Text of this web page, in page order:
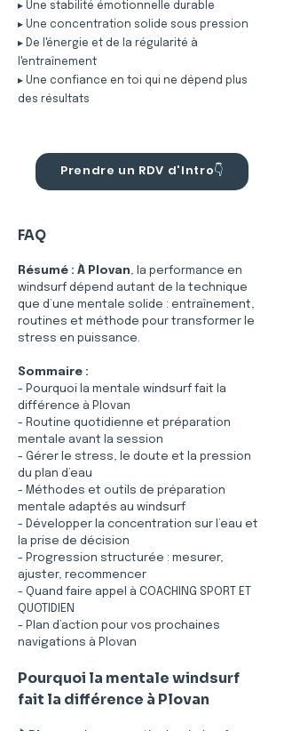
▸ Une stabilité émotionnelle durable
▸ Une concentration solide sous pression
▸ De l'énergie et de la régularité à
l'entraînement
▸ Une confiance en toi qui ne dépend plus
des résultats
Prendre un RDV d'Intro👇
FAQ
Résumé : À Plovan, la performance en
windsurf dépend autant de la technique
que d’une mentale solide : entraînement,
routines et méthode pour transformer le
stress en puissance.
Sommaire :
- Pourquoi la mentale windsurf fait la
différence à Plovan
- Routine quotidienne et préparation
mentale avant la session
- Gérer le stress, le doute et la pression
du plan d’eau
- Méthodes et outils de préparation
mentale adaptés au windsurf
- Développer la concentration sur l’eau et
la prise de décision
- Progression structurée : mesurer,
ajuster, recommencer
- Quand faire appel à COACHING SPORT ET
QUOTIDIEN
- Plan d’action pour vos prochaines
navigations à Plovan
Pourquoi la mentale windsurf
fait la différence à Plovan